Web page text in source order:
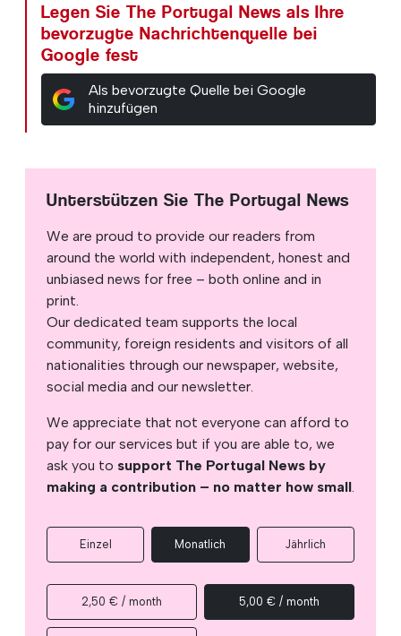
Legen Sie The Portugal News als Ihre
bevorzugte Nachrichtenquelle bei
Google fest
Als bevorzugte Quelle bei Google
hinzufügen
Unterstützen Sie The Portugal News
We are proud to provide our readers from
around the world with independent, honest and
unbiased news for free – both online and in
print.
Our dedicated team supports the local
community, foreign residents and visitors of all
nationalities through our newspaper, website,
social media and our newsletter.
We appreciate that not everyone can afford to
pay for our services but if you are able to, we
ask you to support The Portugal News by
making a contribution – no matter how small.
Einzel Monatlich Jährlich
2,50 € / month 5,00 € / month